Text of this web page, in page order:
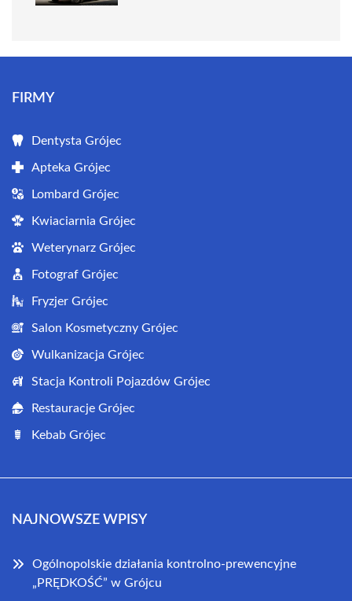
FIRMY
Dentysta Grójec
Apteka Grójec
Lombard Grójec
Kwiaciarnia Grójec
Weterynarz Grójec
Fotograf Grójec
Fryzjer Grójec
Salon Kosmetyczny Grójec
Wulkanizacja Grójec
Stacja Kontroli Pojazdów Grójec
Restauracje Grójec
Kebab Grójec
NAJNOWSZE WPISY
Ogólnopolskie działania kontrolno-prewencyjne
„PRĘDKOŚĆ” w Grójcu